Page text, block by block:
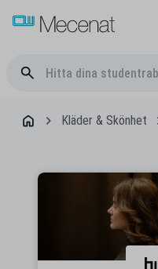
Kläder & Skönhet